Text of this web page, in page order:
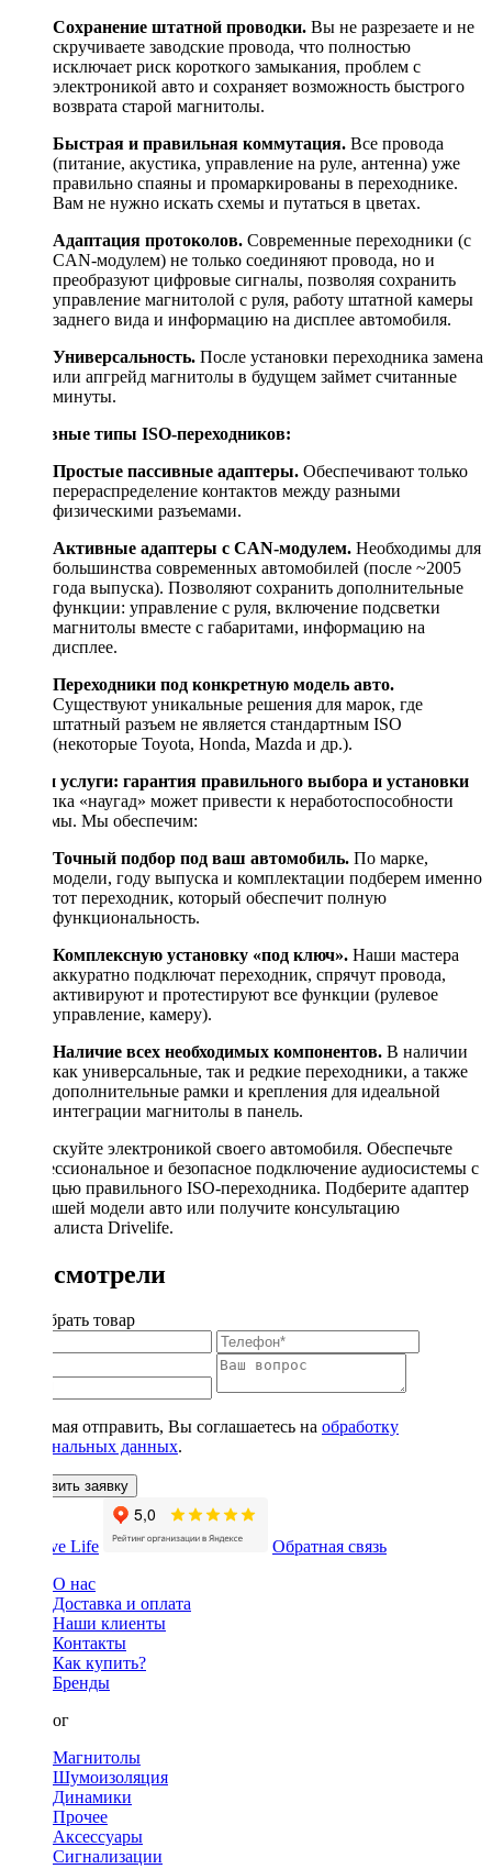
Сохранение штатной проводки. Вы не разрезаете и не
скручиваете заводские провода, что полностью
исключает риск короткого замыкания, проблем с
электроникой авто и сохраняет возможность быстрого
возврата старой магнитолы.
Быстрая и правильная коммутация. Все провода
(питание, акустика, управление на руле, антенна) уже
правильно спаяны и промаркированы в переходнике.
Вам не нужно искать схемы и путаться в цветах.
Адаптация протоколов. Современные переходники (с
CAN-модулем) не только соединяют провода, но и
преобразуют цифровые сигналы, позволяя сохранить
управление магнитолой с руля, работу штатной камеры
заднего вида и информацию на дисплее автомобиля.
Универсальность. После установки переходника замена
или апгрейд магнитолы в будущем займет считанные
минуты.
Основные типы ISO-переходников:
Простые пассивные адаптеры. Обеспечивают только
перераспределение контактов между разными
физическими разъемами.
Активные адаптеры с CAN-модулем. Необходимы для
большинства современных автомобилей (после ~2005
года выпуска). Позволяют сохранить дополнительные
функции: управление с руля, включение подсветки
магнитолы вместе с габаритами, информацию на
дисплее.
Переходники под конкретную модель авто.
Существуют уникальные решения для марок, где
штатный разъем не является стандартным ISO
(некоторые Toyota, Honda, Mazda и др.).
Наши услуги: гарантия правильного выбора и установки
Покупка «наугад» может привести к неработоспособности
системы. Мы обеспечим:
Точный подбор под ваш автомобиль. По марке,
модели, году выпуска и комплектации подберем именно
тот переходник, который обеспечит полную
функциональность.
Комплексную установку «под ключ». Наши мастера
аккуратно подключат переходник, спрячут провода,
активируют и протестируют все функции (рулевое
управление, камеру).
Наличие всех необходимых компонентов. В наличии
как универсальные, так и редкие переходники, а также
дополнительные рамки и крепления для идеальной
интеграции магнитолы в панель.
Не рискуйте электроникой своего автомобиля. Обеспечьте
профессиональное и безопасное подключение аудиосистемы с
помощью правильного ISO-переходника. Подберите адаптер
для вашей модели авто или получите консультацию
специалиста Drivelife.
Вы смотрели
Подобрать товар
Нажимая отправить, Вы соглашаетесь на обработку
персональных данных.
Оставить заявку
Обратная связь
О нас
Доставка и оплата
Наши клиенты
Контакты
Как купить?
Бренды
Каталог
Магнитолы
Шумоизоляция
Динамики
Прочее
Аксессуары
Сигнализации